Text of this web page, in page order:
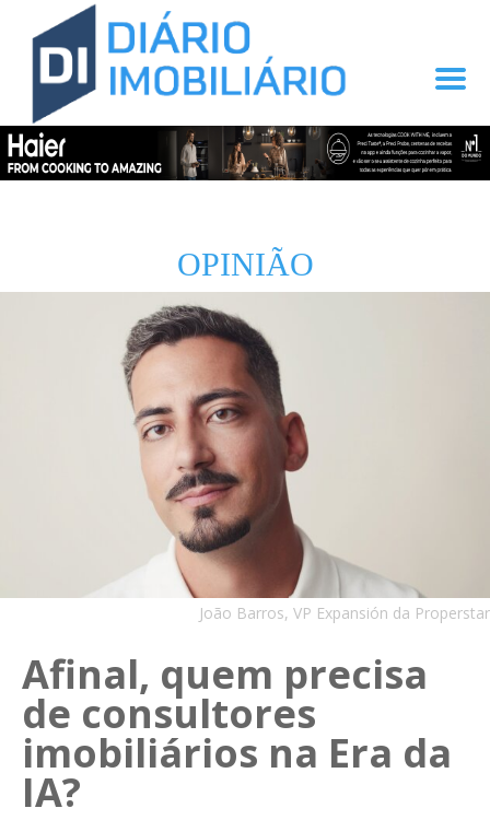
OPINIÃO
João Barros, VP Expansión da Properstar
Afinal, quem precisa
de consultores
imobiliários na Era da
IA?